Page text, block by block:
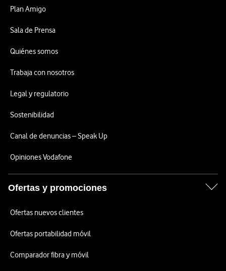
Plan Amigo
Sala de Prensa
Quiénes somos
Trabaja con nosotros
Legal y regulatorio
Sostenibilidad
Canal de denuncias – Speak Up
Opiniones Vodafone
Ofertas y promociones
Ofertas nuevos clientes
Ofertas portabilidad móvil
Comparador fibra y móvil